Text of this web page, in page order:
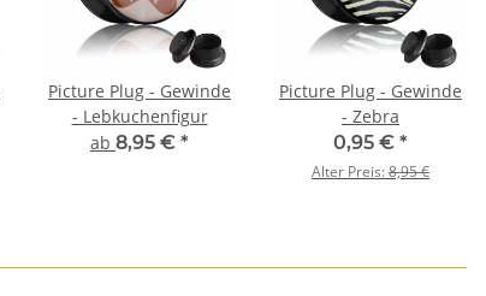
Picture Plug - Gewinde
- Lebkuchenfigur
ab 8,95 € *
Picture Plug - Gewinde
- Zebra
0,95 € *
Alter Preis:8,95 €